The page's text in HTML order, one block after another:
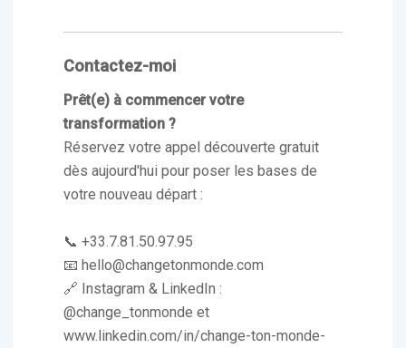
Contactez-moi
Prêt(e) à commencer votre
transformation ?
Réservez votre appel découverte gratuit
dès aujourd'hui pour poser les bases de
votre nouveau départ :
📞 +33.7.81.50.97.95
📧 hello@changetonmonde.com
🔗 Instagram & LinkedIn :
@change_tonmonde et
www.linkedin.com/in/change-ton-monde-